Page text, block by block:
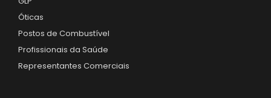
Óticas
Postos de Combustível
Profissionais da Saúde
Representantes Comerciais